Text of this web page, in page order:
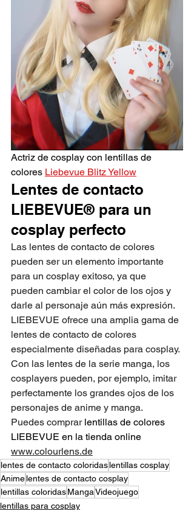
Actriz de cosplay con lentillas de
colores Liebevue Blitz Yellow
Lentes de contacto
LIEBEVUE® para un
cosplay perfecto
Las lentes de contacto de colores
pueden ser un elemento importante
para un cosplay exitoso, ya que
pueden cambiar el color de los ojos y
darle al personaje aún más expresión.
LIEBEVUE ofrece una amplia gama de
lentes de contacto de colores
especialmente diseñadas para cosplay.
Con las lentes de la serie manga, los
cosplayers pueden, por ejemplo, imitar
perfectamente los grandes ojos de los
personajes de anime y manga.
Puedes comprar lentillas de colores
LIEBEVUE en la tienda online
www.colourlens.de
lentes de contacto coloridaslentillas cosplay
Animelentes de contacto cosplay
lentillas coloridasMangaVideojuego
lentillas para cosplay